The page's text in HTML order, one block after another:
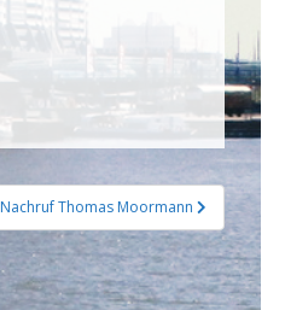
Nachruf Thomas Moormann